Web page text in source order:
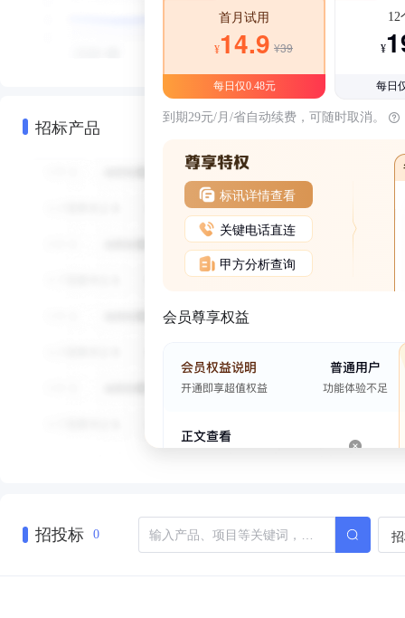
招标产品
首月试用
¥14.9 ¥39
每日仅0.48元
12
¥
每日
到期29元/月/省自动续费，可随时取消。
标讯详情查看
关键电话直连
甲方分析查询
会员尊享权益
招投标 0